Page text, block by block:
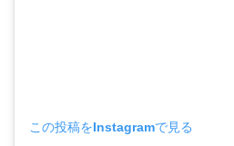
この投稿をInstagramで見る